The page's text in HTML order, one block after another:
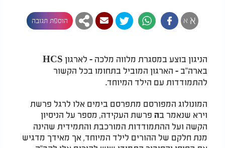
א א הוספת תגובה
הניגון בוצע במסגרת מלווה מלכה-
לארגון HCS
בארה"ב- הארגון המוביל בתחומו בכל הקשור
להתמודדות עם הילד המיוחד.
המונולוג המפורסם מתפרסם בימים אלו לרגל פרשת
וירא שנאמר בה פרשת העקידה, מספר על הניסיון
הקשה ועל ההתמודדות המורכבת והתמידית שהינה
מנת חלקם של ההורים לילד המיוחד, אך מאידך מדגיש